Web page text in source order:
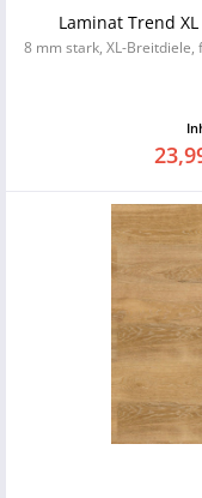
Laminat Trend
8 mm stark, XL-